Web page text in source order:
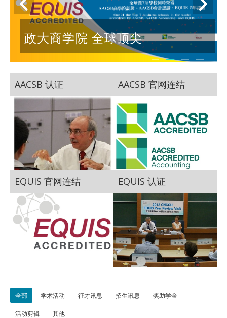
政大商学院 全球顶尖
AACSB 认证 AACSB 官网连结
EQUIS 官网连结 EQUIS 认证
全部 学术活动 征才讯息 招生讯息 奖助学金
活动剪辑 其他